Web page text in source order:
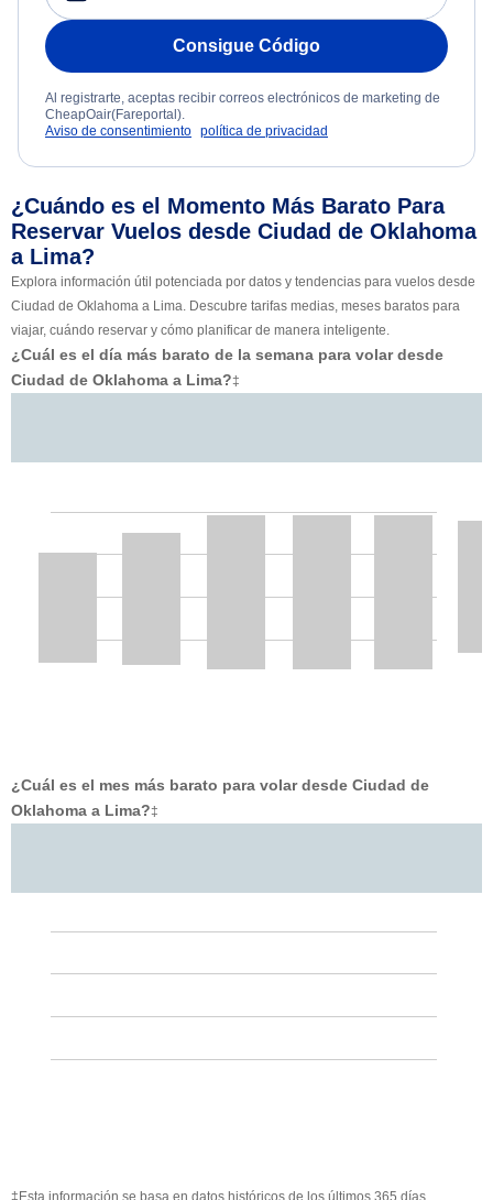
Consigue Código
Al registrarte, aceptas recibir correos electrónicos de marketing de
CheapOair(Fareportal).
Aviso de consentimiento política de privacidad
¿Cuándo es el Momento Más Barato Para
Reservar Vuelos desde Ciudad de Oklahoma
a Lima?
Explora información útil potenciada por datos y tendencias para vuelos desde
Ciudad de Oklahoma a Lima. Descubre tarifas medias, meses baratos para
viajar, cuándo reservar y cómo planificar de manera inteligente.
¿Cuál es el día más barato de la semana para volar desde
Ciudad de Oklahoma a Lima?‡
¿Cuál es el mes más barato para volar desde Ciudad de
Oklahoma a Lima?‡